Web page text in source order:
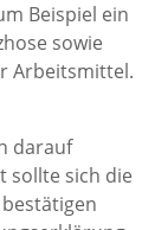
Beispiel ein
sowie
Arbeitsmittel.
darauf
sollte sich die